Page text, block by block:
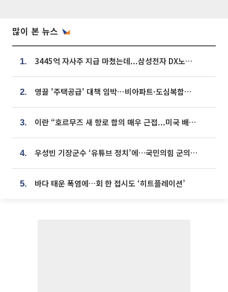
많이 본 뉴스
1. 3445억 자사주 지급 마쳤는데...삼성전자 DX노조, 뒤늦은 '떼쓰기 집회'
2. 영끌 '주택공급' 대책 임박⋯비아파트·도심복합까지 총동원
3. 이란 “호르무즈 새 항로 합의 매우 근접...미국 배상 먼저”
4. 우성빈 기장군수 ‘유튜브 정치’에…국민의힘 군의원들 집단 반발
5. 바다 태운 폭염에…회 한 접시도 ‘히트플레이션’